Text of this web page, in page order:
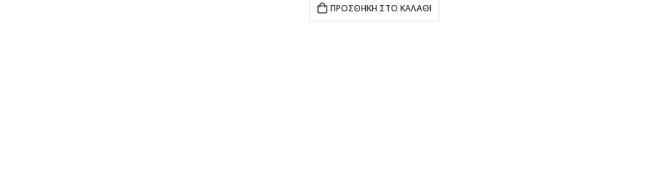
ΠΡΟΣΘΉΚΗ ΣΤΟ ΚΑΛΆΘΙ